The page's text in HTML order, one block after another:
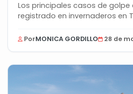
Los principales casos de golpe
registrado en invernaderos en
PorMONICA GORDILLO 28 de